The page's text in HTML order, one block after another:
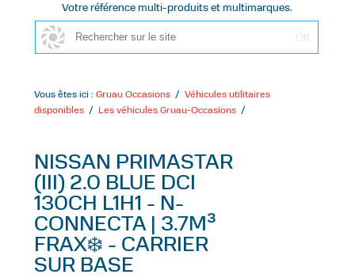
Votre référence multi-produits et multimarques.
Vous êtes ici : Gruau Occasions/ Véhicules utilitaires
disponibles/ Les véhicules Gruau-Occasions/
NISSAN PRIMASTAR
(III) 2.0 BLUE DCI
130CH L1H1 - N-
CONNECTA | 3.7M³
FRAX❄️ - CARRIER
SUR BASE